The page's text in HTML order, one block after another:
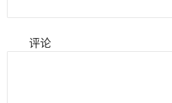
评论